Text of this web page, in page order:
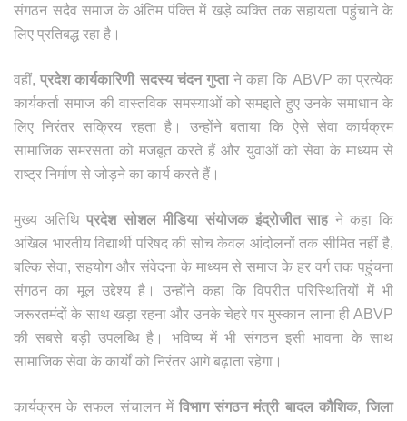
संगठन सदैव समाज के अंतिम पंक्ति में खड़े व्यक्ति तक सहायता पहुंचाने के
लिए प्रतिबद्ध रहा है।
वहीं,प्रदेश कार्यकारिणी सदस्य चंदन गुप्ताने कहा कि ABVP का प्रत्येक
कार्यकर्ता समाज की वास्तविक समस्याओं को समझते हुए उनके समाधान के
लिए निरंतर सक्रिय रहता है। उन्होंने बताया कि ऐसे सेवा कार्यक्रम
सामाजिक समरसता को मजबूत करते हैं और युवाओं को सेवा के माध्यम से
राष्ट्र निर्माण से जोड़ने का कार्य करते हैं।
मुख्य अतिथिप्रदेश सोशल मीडिया संयोजक इंद्रोजीत साहने कहा कि
अखिल भारतीय विद्यार्थी परिषद की सोच केवल आंदोलनों तक सीमित नहीं है,
बल्कि सेवा, सहयोग और संवेदना के माध्यम से समाज के हर वर्ग तक पहुंचना
संगठन का मूल उद्देश्य है। उन्होंने कहा कि विपरीत परिस्थितियों में भी
जरूरतमंदों के साथ खड़ा रहना और उनके चेहरे पर मुस्कान लाना ही ABVP
की सबसे बड़ी उपलब्धि है। भविष्य में भी संगठन इसी भावना के साथ
सामाजिक सेवा के कार्यों को निरंतर आगे बढ़ाता रहेगा।
कार्यक्रम के सफल संचालन में विभाग संगठन मंत्री बादल कौशिक,जिला